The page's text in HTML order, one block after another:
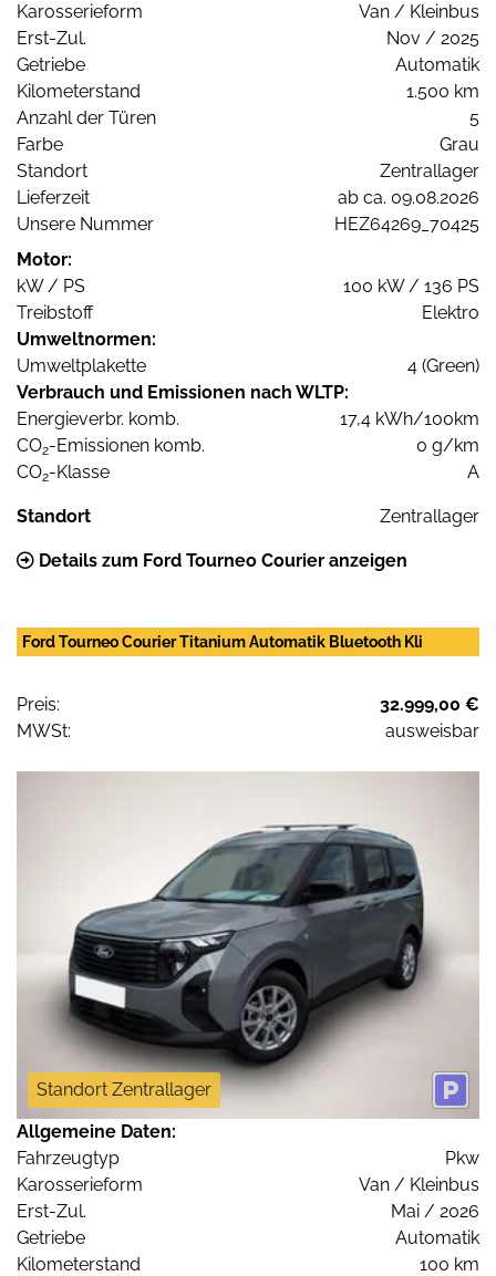
Karosserieform
Van / Kleinbus
Erst-Zul.
Nov / 2025
Getriebe
Automatik
Kilometerstand
1.500 km
Anzahl der Türen
5
Farbe
Grau
Standort
Zentrallager
Lieferzeit
ab ca. 09.08.2026
Unsere Nummer
HEZ64269_70425
Motor:
kW / PS
100 kW / 136 PS
Treibstoff
Elektro
Umweltnormen:
Umweltplakette
4 (Green)
Verbrauch und Emissionen nach WLTP:
Energieverbr. komb.
17,4 kWh/100km
CO2-Emissionen komb.
0 g/km
CO2-Klasse A
Standort Zentrallager
Details zum Ford Tourneo Courier anzeigen
Ford Tourneo Courier Titanium Automatik Bluetooth Kli
Preis:
32.999,00 €
MWSt:
ausweisbar
Standort Zentrallager
Allgemeine Daten:
Fahrzeugtyp
Pkw
Karosserieform
Van / Kleinbus
Erst-Zul.
Mai / 2026
Getriebe
Automatik
Kilometerstand
100 km